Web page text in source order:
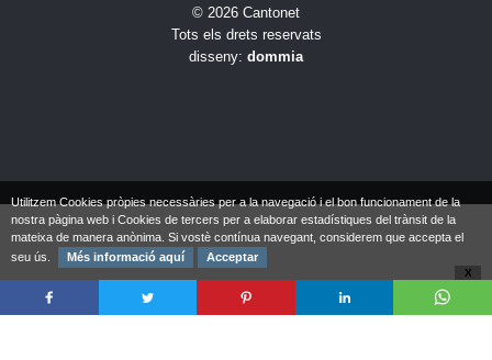
© 2026 Cantonet
Tots els drets reservats
disseny: dommia
Utilitzem Cookies pròpies necessàries per a la navegació i el bon funcionament de la
nostra pàgina web i Cookies de tercers per a elaborar estadístiques del trànsit de la
mateixa de manera anònima. Si vostè contínua navegant, considerem que accepta el
seu ús.
Més informació aquí Acceptar
X